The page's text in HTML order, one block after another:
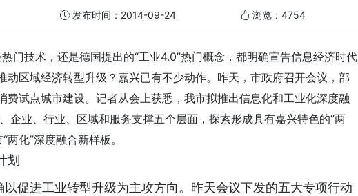
发布时间：2014-09-24 浏览：4754
门技术，还是德国提出的“工业4.0”热门概念，都明确宣告信息经济时代
动区域经济转型升级？嘉兴已有不少动作。昨天，市政府召开会议，部
费试点城市建设。记者从会上获悉，我市拟推出信息化和工业化深度融
企业、行业、区域和服务支撑五个层面，探索形成具有嘉兴特色的“两
化”深度融合新样板。
划
促进工业转型升级为主攻方向。昨天会议下发的五大专项行动